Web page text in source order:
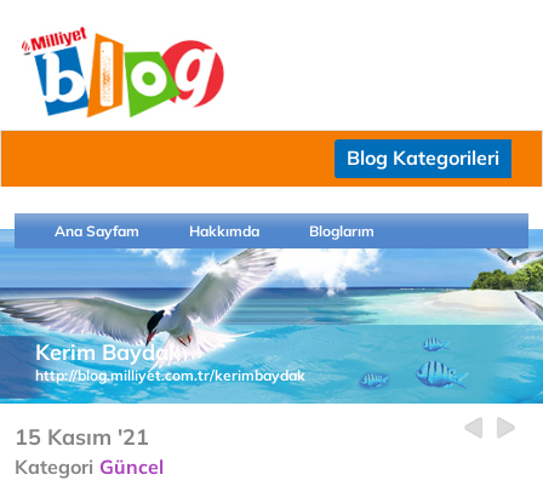
Blog Kategorileri
Ana Sayfam Hakkımda Bloglarım
Kerim Baydak
http://blog.milliyet.com.tr/kerimbaydak
15 Kasım '21
Kategori Güncel